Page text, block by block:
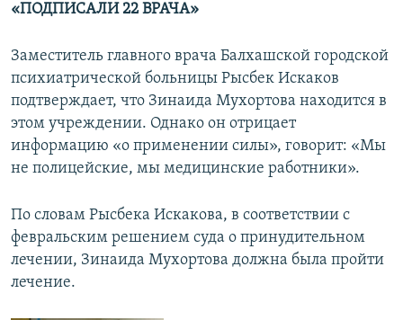
«ПОДПИСАЛИ 22 ВРАЧА»
Заместитель главного врача Балхашской городской
психиатрической больницы Рысбек Искаков
подтверждает, что Зинаида Мухортова находится в
этом учреждении. Однако он отрицает
информацию «о применении силы», говорит: «Мы
не полицейские, мы медицинские работники».
По словам Рысбека Искакова, в соответствии с
февральским решением суда о принудительном
лечении, Зинаида Мухортова должна была пройти
лечение.